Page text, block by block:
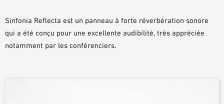
DOCUMENTS D’AIDE À LA PLANIFICATION
Sinfonia Reflecta est un panneau à forte réverbération sonore
qui a été conçu pour une excellente audibilité, très appréciée
notamment par les conférenciers.